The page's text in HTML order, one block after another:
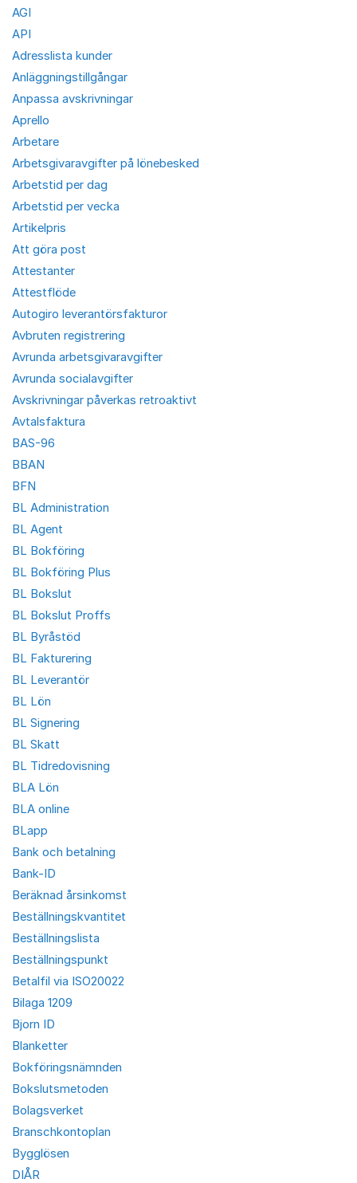
AGI
API
Adresslista kunder
Anläggningstillgångar
Anpassa avskrivningar
Aprello
Arbetare
Arbetsgivaravgifter på lönebesked
Arbetstid per dag
Arbetstid per vecka
Artikelpris
Att göra post
Attestanter
Attestflöde
Autogiro leverantörsfakturor
Avbruten registrering
Avrunda arbetsgivaravgifter
Avrunda socialavgifter
Avskrivningar påverkas retroaktivt
Avtalsfaktura
BAS-96
BBAN
BFN
BL Administration
BL Agent
BL Bokföring
BL Bokföring Plus
BL Bokslut
BL Bokslut Proffs
BL Byråstöd
BL Fakturering
BL Leverantör
BL Lön
BL Signering
BL Skatt
BL Tidredovisning
BLA Lön
BLA online
BLapp
Bank och betalning
Bank-ID
Beräknad årsinkomst
Beställningskvantitet
Beställningslista
Beställningspunkt
Betalfil via ISO20022
Bilaga 1209
Bjorn ID
Blanketter
Bokföringsnämnden
Bokslutsmetoden
Bolagsverket
Branschkontoplan
Bygglösen
DIÅR